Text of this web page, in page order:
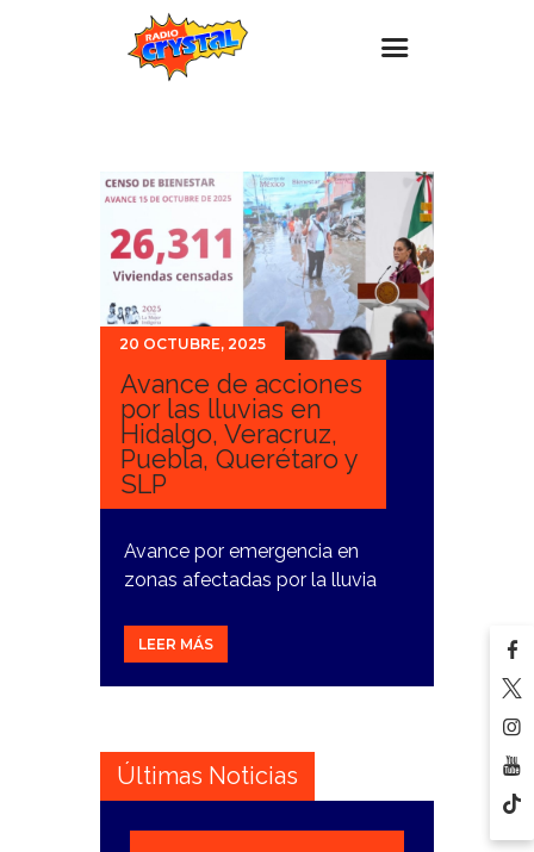
Estaciones
Eventos
Promociones
Noticias
Para ti
Contacto
20 OCTUBRE, 2025
Avance de acciones
por las lluvias en
Hidalgo, Veracruz,
Puebla, Querétaro y
SLP
Avance por emergencia en
zonas afectadas por la lluvia
LEER MÁS
Últimas Noticias